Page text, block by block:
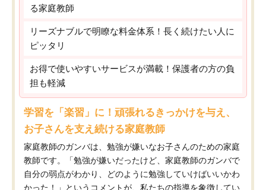
る家庭教師
リーズナブルで明瞭な料金体系！長く続けたい人に
ピッタリ
お得で使いやすいサービスが満載！保護者の方の負
担も軽減
学習を「楽習」に！頑張れるきっかけを与え、
お子さんを支え続ける家庭教師
家庭教師のガンバは、勉強が嫌いなお子さんのための家庭
教師です。「勉強が嫌いだったけど、家庭教師のガンバで
自分の弱点がわかり、どのように勉強していけばいいかわ
かった！」というコメントが、私たちの指導を象徴してい